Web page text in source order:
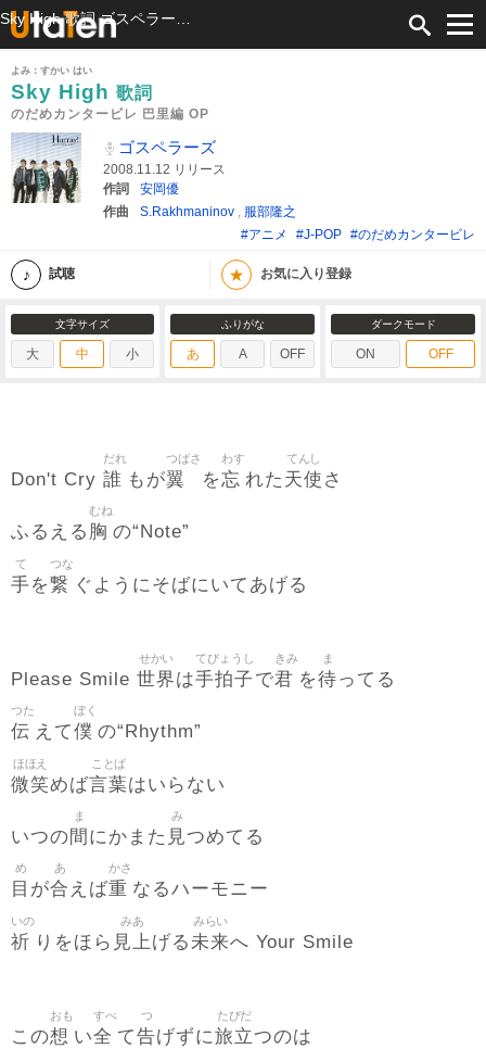
よみ：すかい はい
Sky High 歌詞
のだめカンタービレ 巴里編 OP
ゴスペラーズ
2008.11.12 リリース
作詞
安岡優
作曲
S.Rakhmaninov , 服部隆之
#アニメ
#J-POP #のだめカンタービレ
試聴 ★ お気に入り登録
文字サイズ
大 中 小
ふりがな
あ A OFF
ダークモード
ON OFF
Don't Cry 誰
だれ
もが翼
つばさ
を忘
わす
れた 天使
てんし
さ
ふるえる 胸
むね
の“Note”
手
て
を繋
つな
ぐようにそばにいてあげる
Please Smile 世界
せかい
は手拍子
てびょうし
で君
きみ
を待
ま
ってる
伝
つた
えて僕
ぼく
の“Rhythm”
微笑
ほほえ
めば言葉
ことば
はいらない
いつの間
ま
にかまた 見
み
つめてる
目
め
が合
あ
えば重
かさ
なるハーモニー
祈
いの
りをほら 見上
みあ
げる 未来
みらい
へ Your Smile
この想
おも
い全
すべ
て告
つ
げずに旅立
たびだ
つのは